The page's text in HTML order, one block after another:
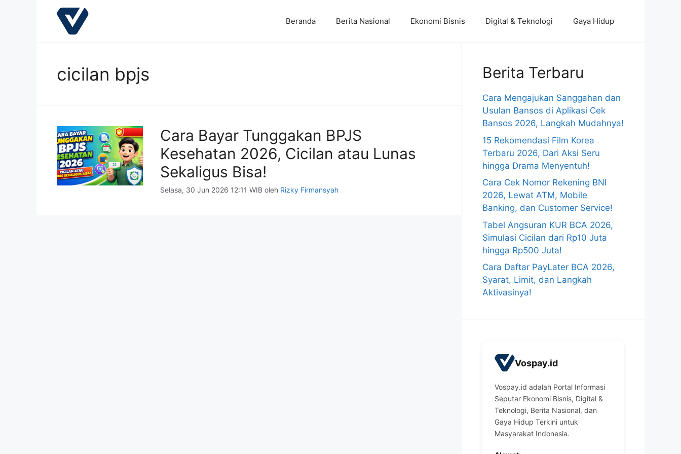
Beranda Berita Nasional Ekonomi Bisnis Digital & Teknologi Gaya Hidup
cicilan bpjs
Cara Bayar Tunggakan BPJS
Kesehatan 2026, Cicilan atau Lunas
Sekaligus Bisa!
Selasa, 30 Jun 2026 12:11 WIB oleh Rizky Firmansyah
Berita Terbaru
Cara Mengajukan Sanggahan dan
Usulan Bansos di Aplikasi Cek
Bansos 2026, Langkah Mudahnya!
15 Rekomendasi Film Korea
Terbaru 2026, Dari Aksi Seru
hingga Drama Menyentuh!
Cara Cek Nomor Rekening BNI
2026, Lewat ATM, Mobile
Banking, dan Customer Service!
Tabel Angsuran KUR BCA 2026,
Simulasi Cicilan dari Rp10 Juta
hingga Rp500 Juta!
Cara Daftar PayLater BCA 2026,
Syarat, Limit, dan Langkah
Aktivasinya!
Vospay.id
Vospay.id adalah Portal Informasi
Seputar Ekonomi Bisnis, Digital &
Teknologi, Berita Nasional, dan
Gaya Hidup Terkini untuk
Masyarakat Indonesia.